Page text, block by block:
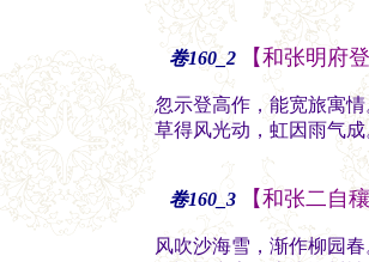
卷160_2 【和张明府
忽示登高作，能宽旅寓
草得风光动，虹因雨气
卷160_3 【和张二自
风吹沙海雪，渐作柳园